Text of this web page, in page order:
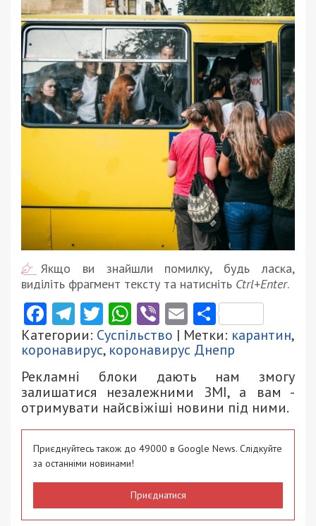
Якщо ви знайшли помилку, будь ласка,
виділіть фрагмент тексту та натисніть Ctrl+Enter.
Facebook
Telegram
Twitter
WhatsApp
ViberEmail
Категории: Суспільство | Метки: карантин,
коронавирус, коронавирус Днепр
Рекламні блоки дають нам змогу
залишатися незалежними ЗМІ, а вам -
отримувати найсвіжіші новини під ними.
Приєднуйтесь також до 49000 в Google News. Слідкуйте
за останніми новинами!
Приєднатися